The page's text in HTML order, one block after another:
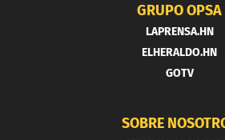
GRUPO OPSA
LAPRENSA.HN
ELHERALDO.HN
GOTV
SOBRE